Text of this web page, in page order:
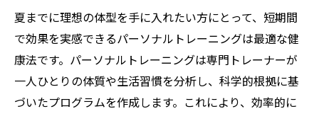
夏までに理想の体型を手に入れたい方にとって、短期間
で効果を実感できるパーソナルトレーニングは最適な健
康法です。パーソナルトレーニングは専門トレーナーが
一人ひとりの体質や生活習慣を分析し、科学的根拠に基
づいたプログラムを作成します。これにより、効率的に